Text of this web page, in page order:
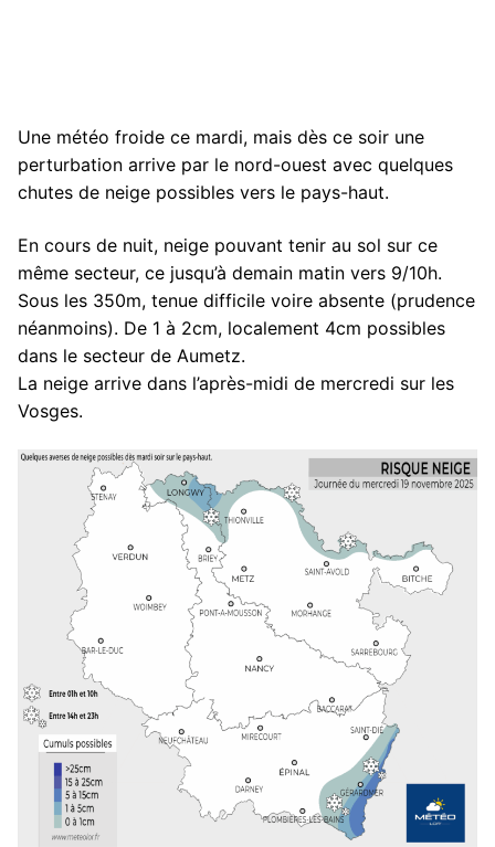
Une météo froide ce mardi, mais dès ce soir une
perturbation arrive par le nord-ouest avec quelques
chutes de neige possibles vers le pays-haut.
En cours de nuit, neige pouvant tenir au sol sur ce
même secteur, ce jusqu’à demain matin vers 9/10h.
Sous les 350m, tenue difficile voire absente (prudence
néanmoins). De 1 à 2cm, localement 4cm possibles
dans le secteur de Aumetz.
La neige arrive dans l’après-midi de mercredi sur les
Vosges.